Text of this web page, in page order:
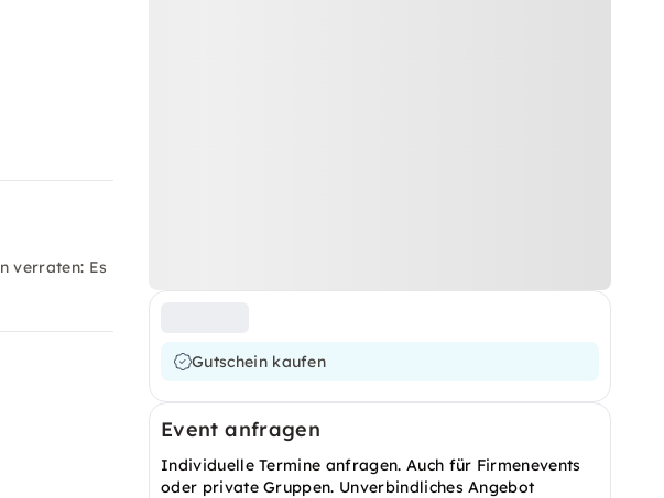
Gutschein kaufen
Event anfragen
Individuelle Termine anfragen. Auch für Firmenevents
oder private Gruppen. Unverbindliches Angebot
verraten: Es